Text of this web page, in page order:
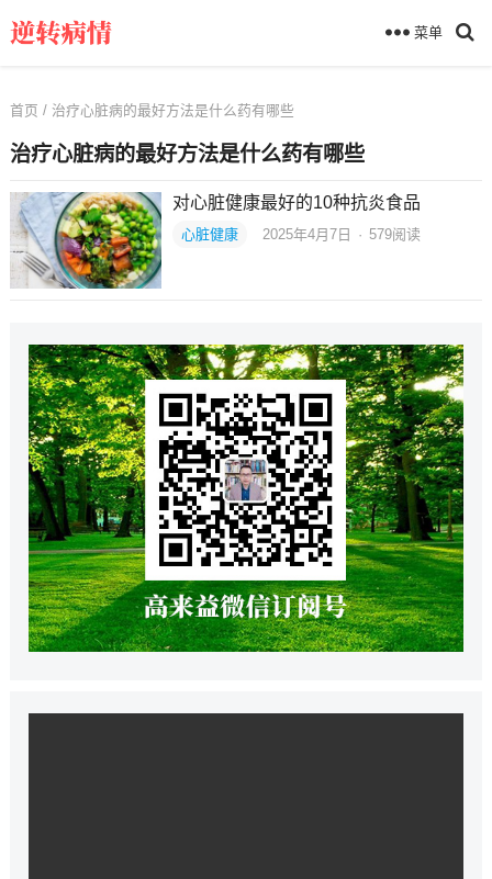
菜单
首页 / 治疗心脏病的最好方法是什么药有哪些
治疗心脏病的最好方法是什么药有哪些
对心脏健康最好的10种抗炎食品
心脏健康 2025年4月7日 · 579阅读